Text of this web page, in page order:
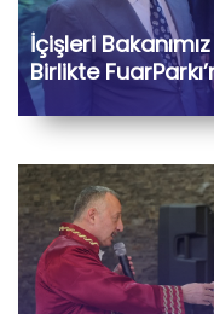
İçişleri
Birlikte